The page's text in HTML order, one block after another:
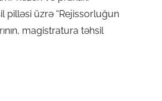
pilləsi üzrə “Rejissorluğun
magistratura təhsil